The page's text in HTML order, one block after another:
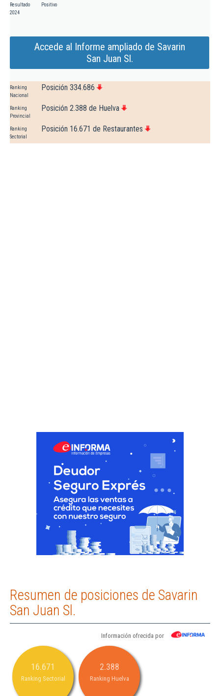
Resultado
2024
Positivo
Accede al Informe ampliado de Savarin
San Juan Sl.
Ranking
Nacional
Posición 334.686
Ranking
Provincial
Posición 2.388 de Huelva
Ranking
Sectorial
Posición 16.671 de Restaurantes
Resumen de posiciones de Savarin
San Juan Sl.
Información ofrecida por
16.671
Ranking Sectorial
2.388
Ranking Huelva